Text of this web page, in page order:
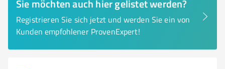
Sie möchten auch hier gelistet werden?
Registrieren Sie sich jetzt und werden Sie ein von
Kunden empfohlener ProvenExpert!